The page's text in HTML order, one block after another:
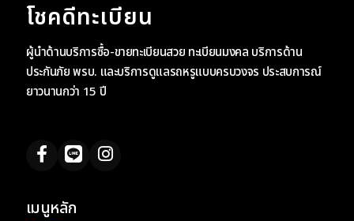
โชคดีทะเบียน
ผู้นำด้านบริการซื้อ-ขายทะเบียนสวย ทะเบียนมงคล บริการด้าน
ประกันภัย พรบ. และบริการดูแลรถหรูแบบครบวงจร ประสบการณ์
ยาวนานกว่า 15 ปี
เมนูหลัก